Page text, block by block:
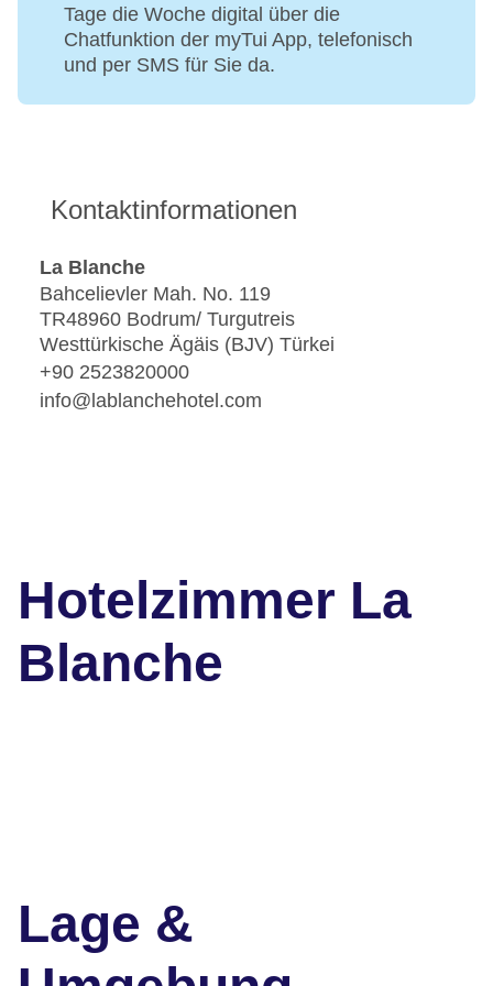
Tage die Woche digital über die
Chatfunktion der myTui App, telefonisch
und per SMS für Sie da.
Kontaktinformationen
La Blanche
Bahcelievler Mah. No. 119
TR48960 Bodrum/ Turgutreis
Westtürkische Ägäis (BJV) Türkei
+90 2523820000
info@lablanchehotel.com
Hotelzimmer La
Blanche
Lage &